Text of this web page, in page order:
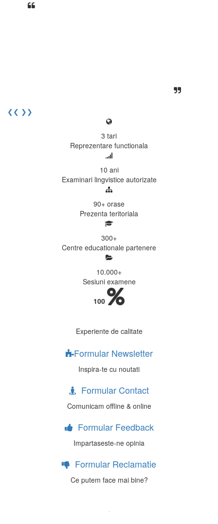
❮❮ ❯❯
3 tari
Reprezentare functionala
10 ani
Examinari lingvistice autorizate
90+ orase
Prezenta teritoriala
300+
Centre educationale partenere
10.000+
Sesiuni examene
100
Experiente de calitate
Formular Newsletter
Inspira-te cu noutati
Formular Contact
Comunicam offline & online
Formular Feedback
Impartaseste-ne opinia
Formular Reclamatie
Ce putem face mai bine?